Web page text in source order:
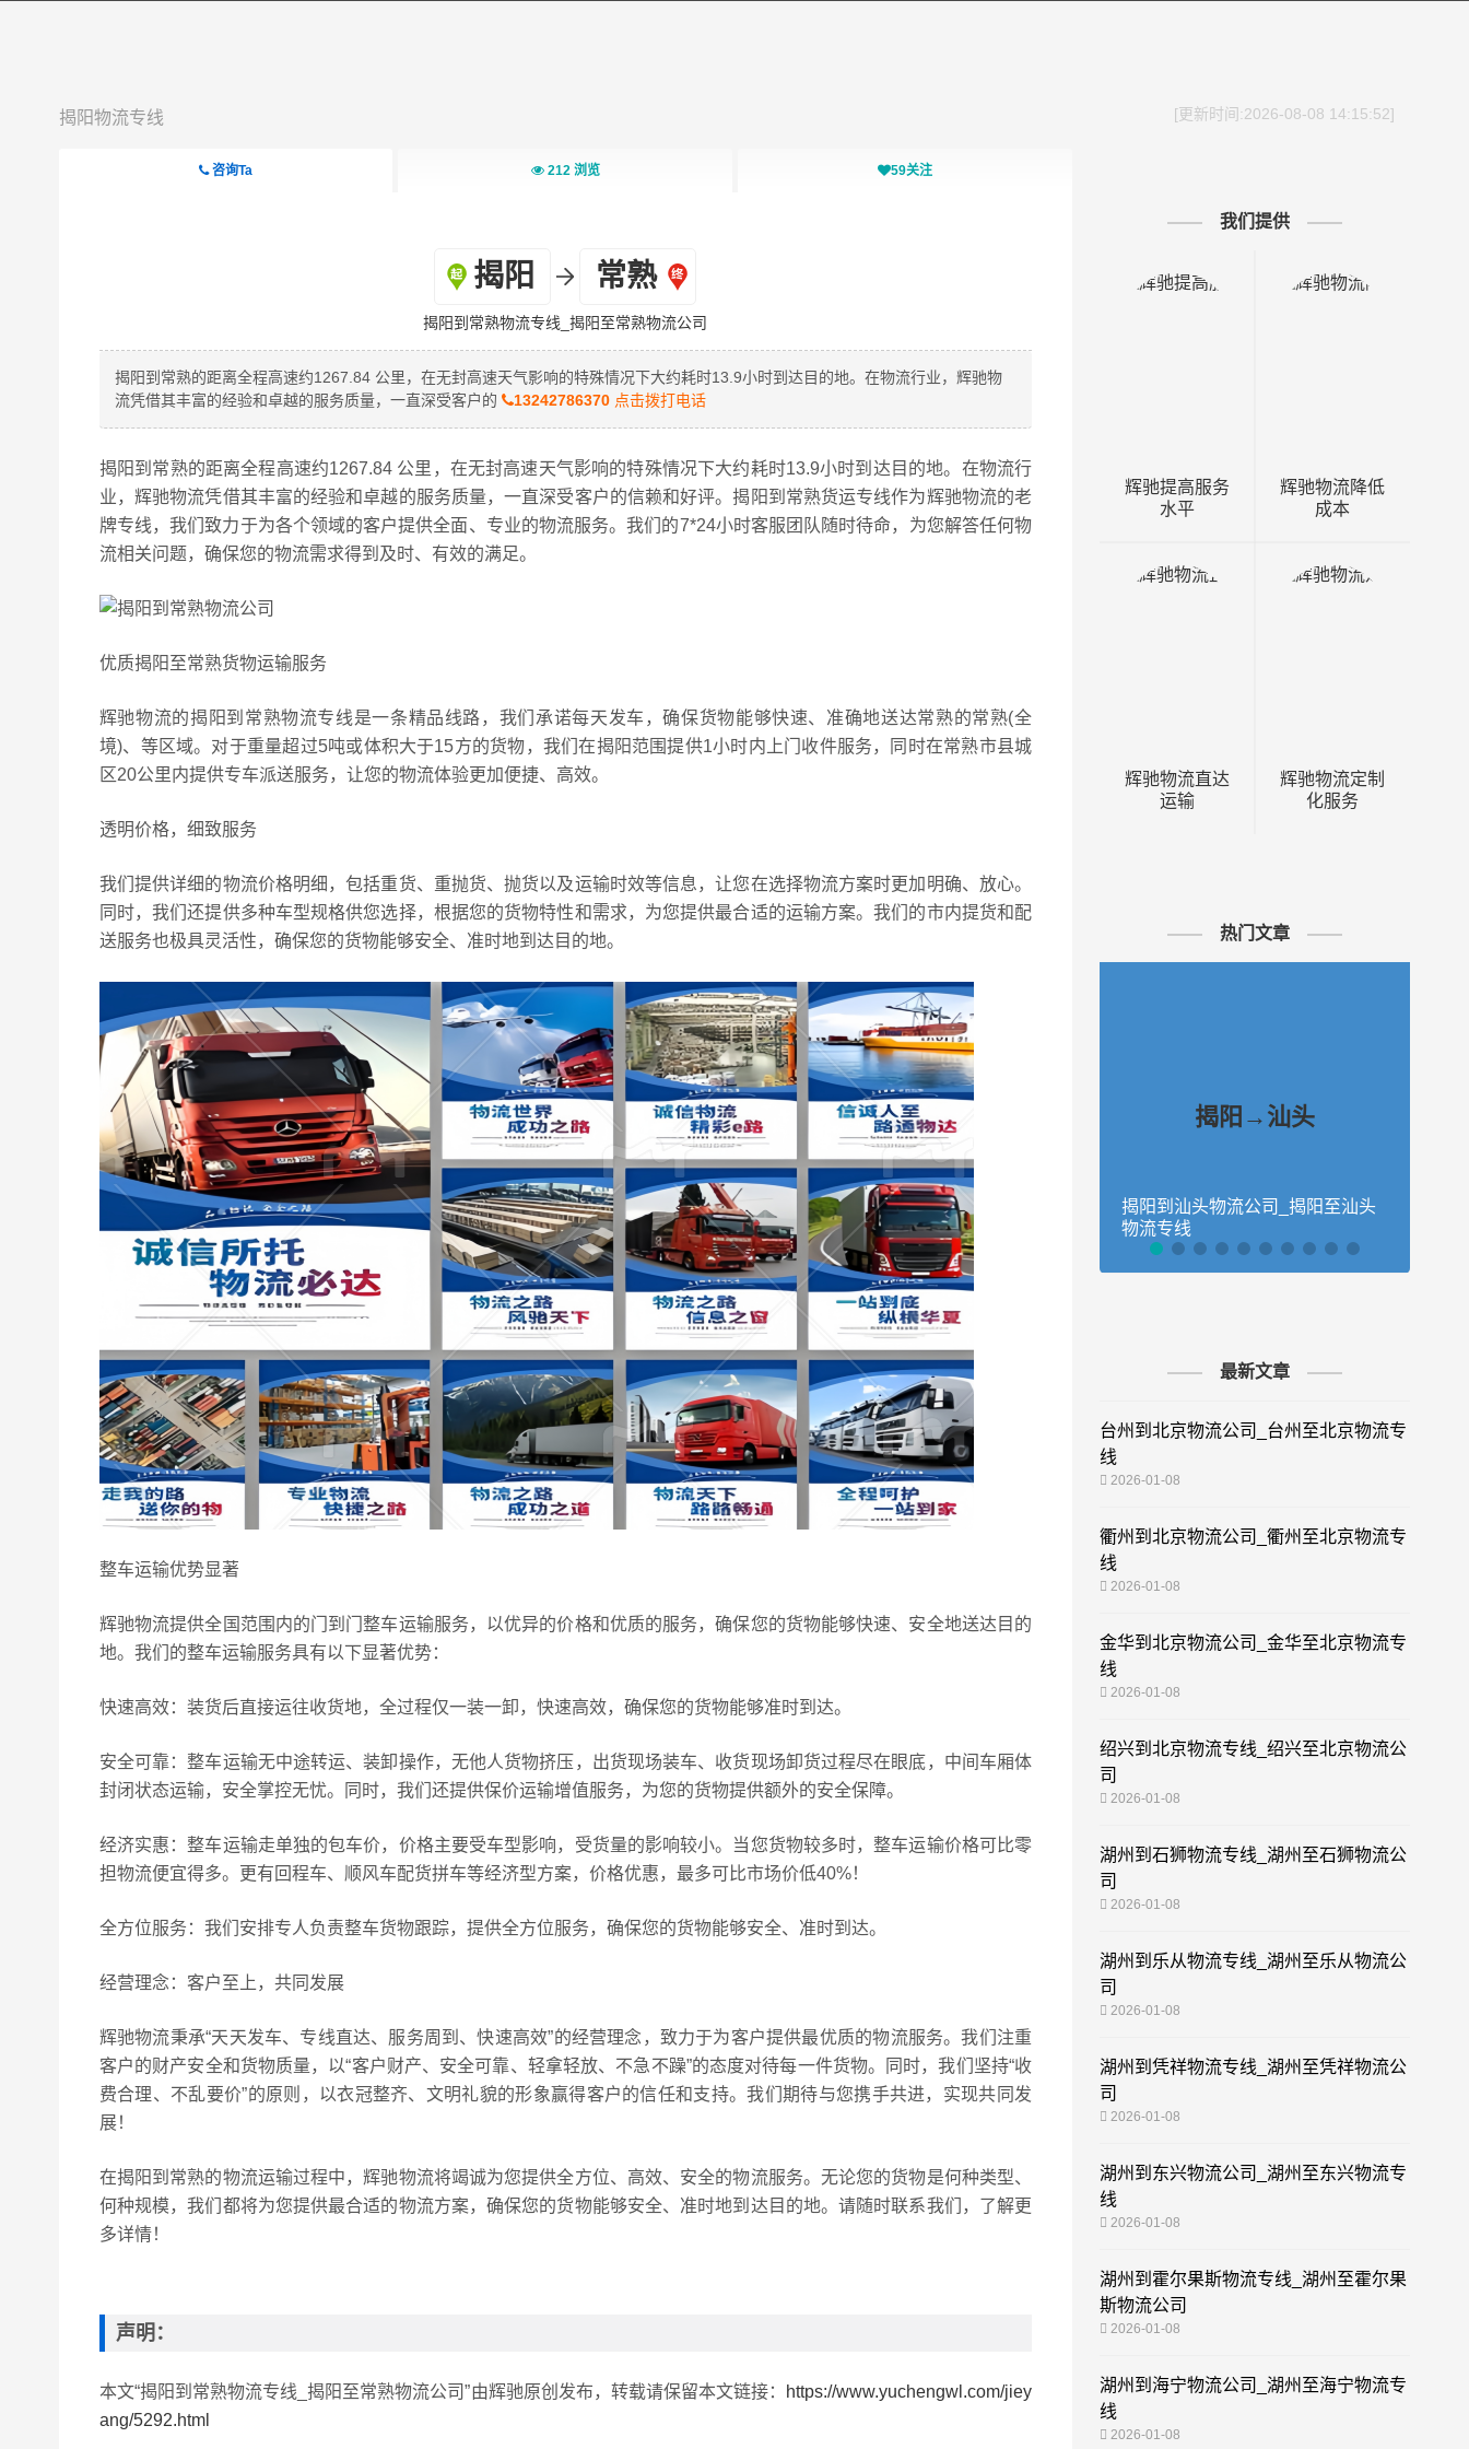
揭阳物流专线 [更新时间:2026-08-08 14:15:52]
咨询Ta 212 浏览 59关注
揭阳 常熟
揭阳到常熟物流专线_揭阳至常熟物流公司
揭阳到常熟的距离全程高速约1267.84 公里，在无封高速天气影响的特殊情况下大约耗时13.9小时到达目的地。在物流行业，辉驰物
流凭借其丰富的经验和卓越的服务质量，一直深受客户的
13242786370点击拨打电话
揭阳到常熟的距离全程高速约1267.84 公里，在无封高速天气影响的特殊情况下大约耗时13.9小时到达目的地。在物流行
业，辉驰物流凭借其丰富的经验和卓越的服务质量，一直深受客户的信赖和好评。揭阳到常熟货运专线作为辉驰物流的老
牌专线，我们致力于为各个领域的客户提供全面、专业的物流服务。我们的7*24小时客服团队随时待命，为您解答任何物
流相关问题，确保您的物流需求得到及时、有效的满足。
优质揭阳至常熟货物运输服务
辉驰物流的揭阳到常熟物流专线是一条精品线路，我们承诺每天发车，确保货物能够快速、准确地送达常熟的常熟(全
境)、等区域。对于重量超过5吨或体积大于15方的货物，我们在揭阳范围提供1小时内上门收件服务，同时在常熟市县城
区20公里内提供专车派送服务，让您的物流体验更加便捷、高效。
透明价格，细致服务
我们提供详细的物流价格明细，包括重货、重抛货、抛货以及运输时效等信息，让您在选择物流方案时更加明确、放心。
同时，我们还提供多种车型规格供您选择，根据您的货物特性和需求，为您提供最合适的运输方案。我们的市内提货和配
送服务也极具灵活性，确保您的货物能够安全、准时地到达目的地。
整车运输优势显著
辉驰物流提供全国范围内的门到门整车运输服务，以优异的价格和优质的服务，确保您的货物能够快速、安全地送达目的
地。我们的整车运输服务具有以下显著优势：
快速高效：装货后直接运往收货地，全过程仅一装一卸，快速高效，确保您的货物能够准时到达。
安全可靠：整车运输无中途转运、装卸操作，无他人货物挤压，出货现场装车、收货现场卸货过程尽在眼底，中间车厢体
封闭状态运输，安全掌控无忧。同时，我们还提供保价运输增值服务，为您的货物提供额外的安全保障。
经济实惠：整车运输走单独的包车价，价格主要受车型影响，受货量的影响较小。当您货物较多时，整车运输价格可比零
担物流便宜得多。更有回程车、顺风车配货拼车等经济型方案，价格优惠，最多可比市场价低40%！
全方位服务：我们安排专人负责整车货物跟踪，提供全方位服务，确保您的货物能够安全、准时到达。
经营理念：客户至上，共同发展
辉驰物流秉承“天天发车、专线直达、服务周到、快速高效”的经营理念，致力于为客户提供最优质的物流服务。我们注重
客户的财产安全和货物质量，以“客户财产、安全可靠、轻拿轻放、不急不躁”的态度对待每一件货物。同时，我们坚持“收
费合理、不乱要价”的原则，以衣冠整齐、文明礼貌的形象赢得客户的信任和支持。我们期待与您携手共进，实现共同发
展！
在揭阳到常熟的物流运输过程中，辉驰物流将竭诚为您提供全方位、高效、安全的物流服务。无论您的货物是何种类型、
何种规模，我们都将为您提供最合适的物流方案，确保您的货物能够安全、准时地到达目的地。请随时联系我们，了解更
多详情！
声明：
本文“揭阳到常熟物流专线_揭阳至常熟物流公司”由辉驰原创发布，转载请保留本文链接：
https://www.yuchengwl.com/jiey
ang/5292.html
我们提供
辉驰提高服务
水平
辉驰物流降低
成本
辉驰物流直达
运输
辉驰物流定制
化服务
热门文章
揭阳→汕头
揭阳到汕头物流公司_揭阳至汕头
物流专线
最新文章
台州到北京物流公司_台州至北京物流专
线
2026-01-08
衢州到北京物流公司_衢州至北京物流专
线
2026-01-08
金华到北京物流公司_金华至北京物流专
线
2026-01-08
绍兴到北京物流专线_绍兴至北京物流公
司
2026-01-08
湖州到石狮物流专线_湖州至石狮物流公
司
2026-01-08
湖州到乐从物流专线_湖州至乐从物流公
司
2026-01-08
湖州到凭祥物流专线_湖州至凭祥物流公
司
2026-01-08
湖州到东兴物流公司_湖州至东兴物流专
线
2026-01-08
湖州到霍尔果斯物流专线_湖州至霍尔果
斯物流公司
2026-01-08
湖州到海宁物流公司_湖州至海宁物流专
线
2026-01-08